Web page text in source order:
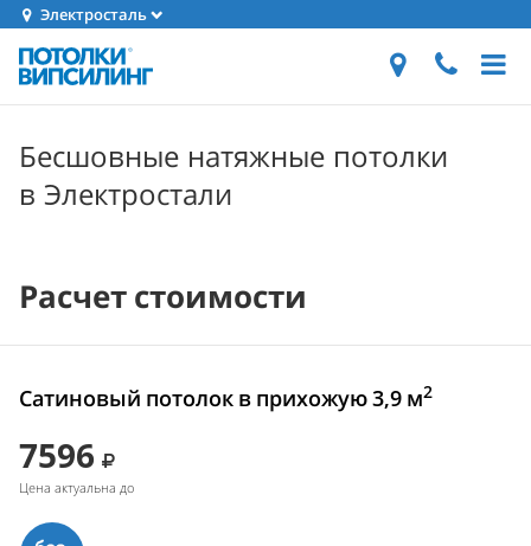
Электросталь
Бесшовные натяжные потолки
в Электростали
Расчет стоимости
Сатиновый потолок в прихожую 3,9 м2
7596
Цена актуальна до